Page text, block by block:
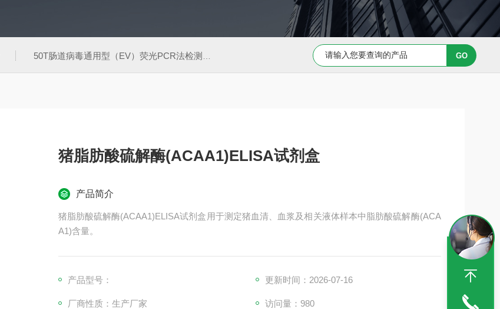
50T肠道病毒通用型（EV）荧光PCR法检测试剂盒 Capan-1 细胞专用培养基 Caov-3 细胞专用培养基
猪脂肪酸硫解酶(ACAA1)ELISA试剂盒
产品简介
猪脂肪酸硫解酶(ACAA1)ELISA试剂盒用于测定猪血清、血浆及相关液体样本中脂肪酸硫解酶(ACA
A1)含量。
产品型号： 更新时间：2026-07-16
厂商性质：生产厂家 访问量：980